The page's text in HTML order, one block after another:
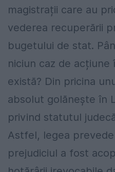
magistrații care au
vederea recuperării
bugetului de stat.
niciun caz de acțiune
există? Din pricina
absolut golănește în
privind statutul
Astfel, legea prevede
prejudiciul a fost